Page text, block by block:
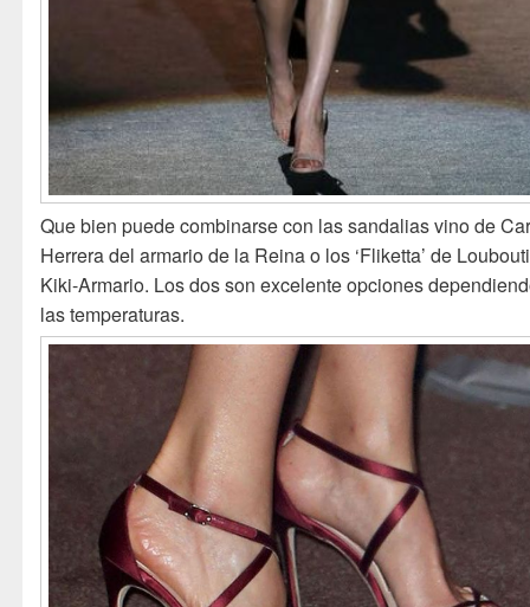
Que bien puede combinarse con las sandalias vino de
Herrera del armario de la Reina o los ‘Fliketta’ de
Kiki-Armario. Los dos son excelente opciones
las temperaturas.